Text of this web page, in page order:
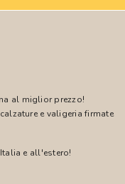
al miglior prezzo!
e valigeria firmate
e all'estero!